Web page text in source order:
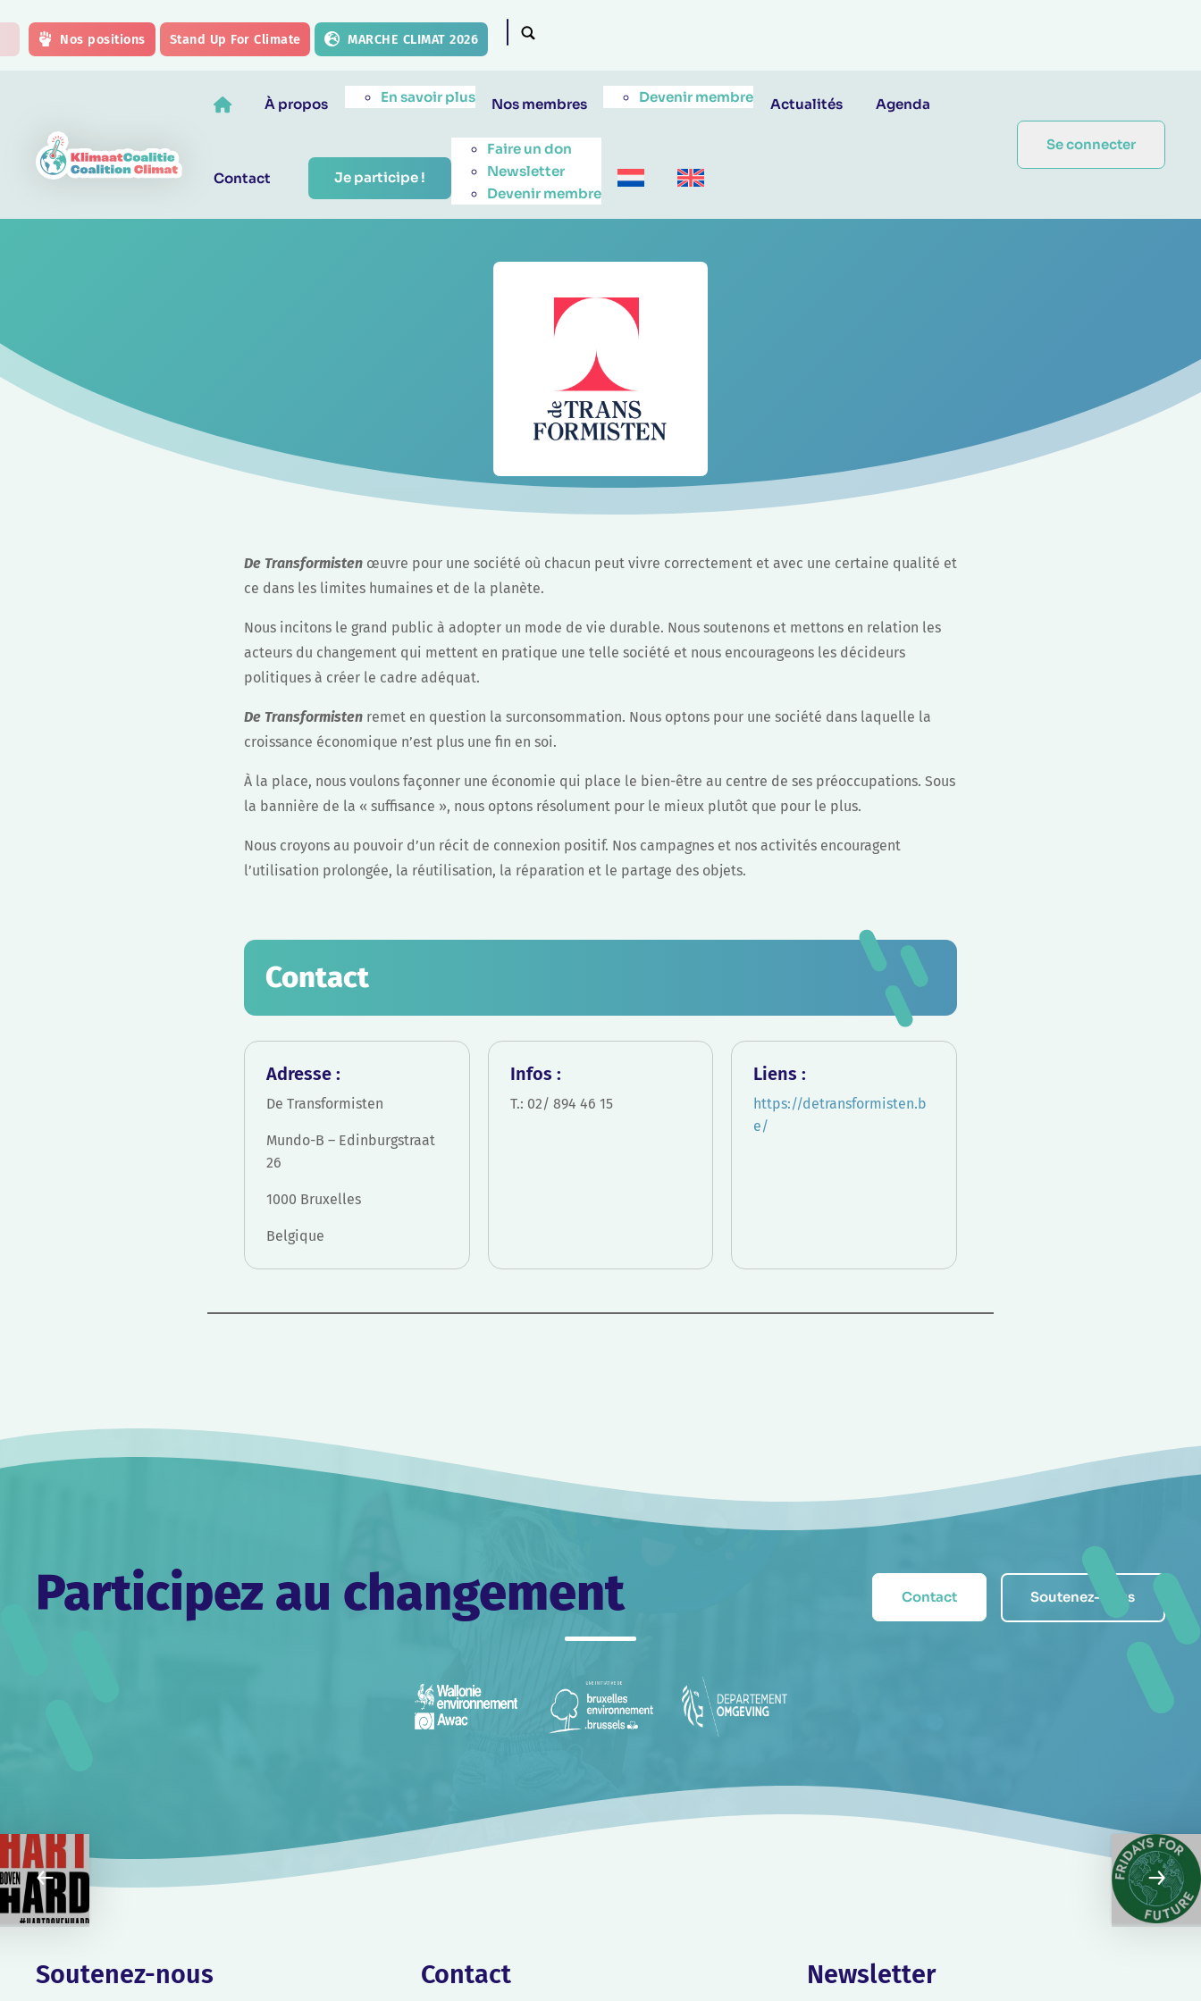
Nos positions Stand Up For Climate MARCHE CLIMAT 2026
À propos En savoir plus Nos membres Devenir membre Actualités Agenda
Contact Je participe !
Faire un don
Newsletter
Devenir membre
Se connecter
De Transformistenœuvre pour une société où chacun peut vivre correctement et avec une certaine qualité et
ce dans les limites humaines et de la planète.
Nous incitons le grand public à adopter un mode de vie durable. Nous soutenons et mettons en relation les
acteurs du changement qui mettent en pratique une telle société et nous encourageons les décideurs
politiques à créer le cadre adéquat.
De Transformisten remet en question la surconsommation. Nous optons pour une société dans laquelle la
croissance économique n’est plus une fin en soi.
À la place, nous voulons façonner une économie qui place le bien-être au centre de ses préoccupations. Sous
la bannière de la « suffisance », nous optons résolument pour le mieux plutôt que pour le plus.
Nous croyons au pouvoir d’un récit de connexion positif. Nos campagnes et nos activités encouragent
l’utilisation prolongée, la réutilisation, la réparation et le partage des objets.
Contact
Adresse :
De Transformisten
Mundo-B – Edinburgstraat
26
1000 Bruxelles
Belgique
Infos :
T.: 02/ 894 46 15
Liens :
https://detransformisten.b
e/
l’article
Participez au changement Contact Soutenez-nous
Soutenez-nous Contact Newsletter